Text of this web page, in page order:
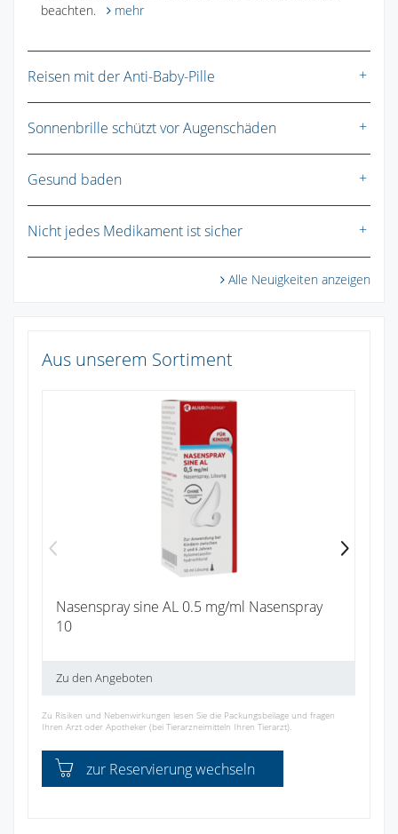
beachten.
mehr
Reisen mit der Anti-Baby-Pille
Sonnenbrille schützt vor Augenschäden
Gesund baden
Nicht jedes Medikament ist sicher
Alle Neuigkeiten anzeigen
Aus unserem Sortiment
Nasenspray sine AL 0.5 mg/ml Nasenspray
10
Zu den Angeboten
Zu Risiken und Nebenwirkungen lesen Sie die Packungsbeilage und fragen
Ihren Arzt oder Apotheker (bei Tierarzneimitteln Ihren Tierarzt).
zur Reservierung wechseln